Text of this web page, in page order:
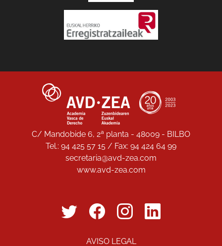
C/ Mandobide 6, 2ª planta - 48009 - BILBO
Tel.: 94 425 57 15 / Fax: 94 424 64 99
secretaria@avd-zea.com
www.avd-zea.com
AVISO LEGAL